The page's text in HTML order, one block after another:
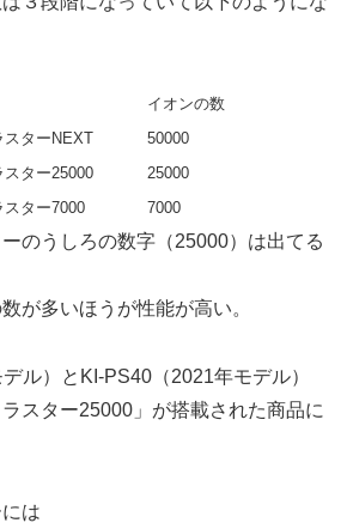
イオンの数
スターNEXT
50000
スター25000
25000
スター7000
7000
のうしろの数字（25000）は出てる
が多いほうが性能が高い。
ル）とKI-PS40（2021年モデル）
スター25000」が搭載された商品に
は